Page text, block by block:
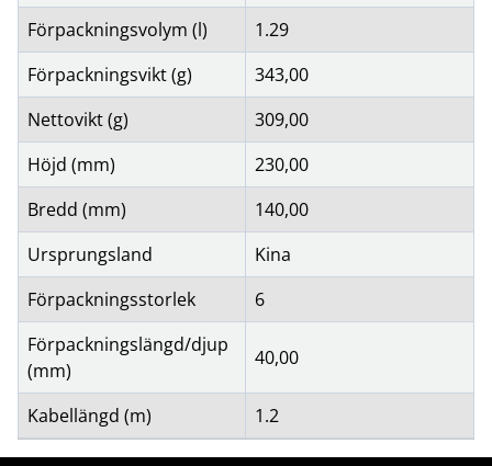
Förpackningsvolym (l)
1.29
Förpackningsvikt (g)
343,00
Nettovikt (g)
309,00
Höjd (mm)
230,00
Bredd (mm)
140,00
Ursprungsland
Kina
Förpackningsstorlek
6
Förpackningslängd/djup
(mm)
40,00
Kabellängd (m) 1.2